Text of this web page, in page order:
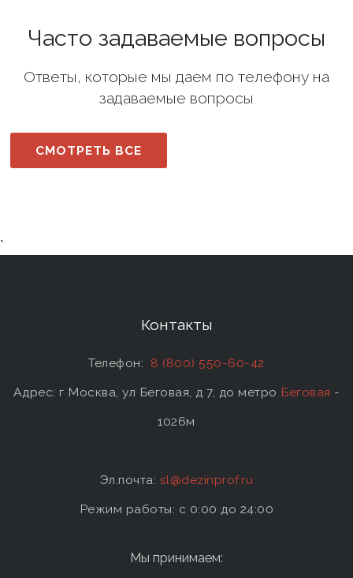
Часто задаваемые вопросы
Ответы, которые мы даем по телефону на
задаваемые вопросы
СМОТРЕТЬ ВСЕ
`
Контакты
Телефон: 8 (800) 550-60-42
Адрес: г Москва, ул Беговая, д 7, до метро Беговая -
1026м
Эл.почта: sl@dezinprof.ru
Режим работы: c 0:00 до 24:00
Мы принимаем: